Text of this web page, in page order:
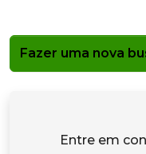
Fazer uma nova
Entre em